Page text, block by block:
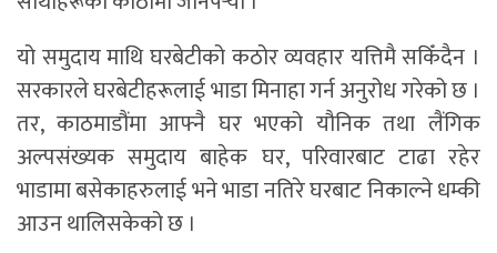
यो समुदाय माथि घरबेटीको कठोर व्यवहार यत्तिमै सकिँदैन ।
सरकारले घरबेटीहरूलाई भाडा मिनाहा गर्न अनुरोध गरेको छ ।
तर, काठमाडौंमा आफ्नै घर भएको यौनिक तथा लैंगिक
अल्पसंख्यक समुदाय बाहेक घर, परिवारबाट टाढा रहेर
भाडामा बसेकाहरुलाई भने भाडा नतिरे घरबाट निकाल्ने धम्की
आउन थालिसकेको छ ।